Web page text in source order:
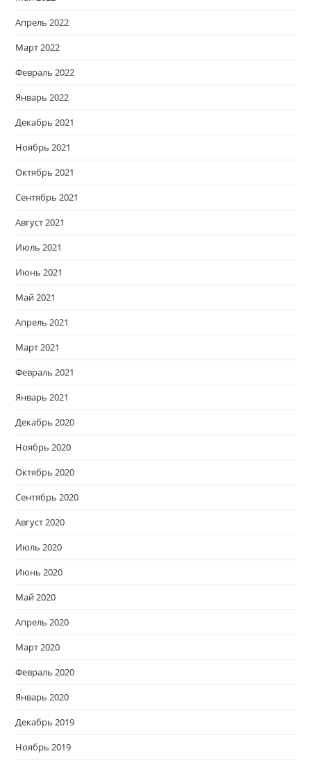
Апрель 2022
Март 2022
Февраль 2022
Январь 2022
Декабрь 2021
Ноябрь 2021
Октябрь 2021
Сентябрь 2021
Август 2021
Июль 2021
Июнь 2021
Май 2021
Апрель 2021
Март 2021
Февраль 2021
Январь 2021
Декабрь 2020
Ноябрь 2020
Октябрь 2020
Сентябрь 2020
Август 2020
Июль 2020
Июнь 2020
Май 2020
Апрель 2020
Март 2020
Февраль 2020
Январь 2020
Декабрь 2019
Ноябрь 2019